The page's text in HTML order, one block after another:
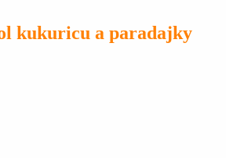
kukuricu a paradajky